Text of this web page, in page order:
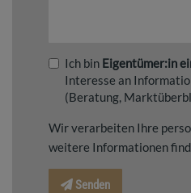
Ich bin Eigentümer:in
Interesse an
(Beratung,
Wir verarbeiten Ihre
weitere Informationen
Senden